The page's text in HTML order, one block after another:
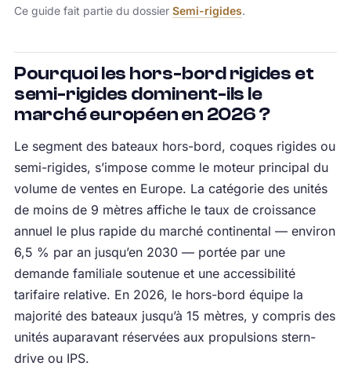
Ce guide fait partie du dossier Semi-rigides.
Pourquoi les hors-bord rigides et
semi-rigides dominent-ils le
marché européen en 2026 ?
Le segment des bateaux hors-bord, coques rigides ou
semi-rigides, s’impose comme le moteur principal du
volume de ventes en Europe. La catégorie des unités
de moins de 9 mètres affiche le taux de croissance
annuel le plus rapide du marché continental — environ
6,5 % par an jusqu’en 2030 — portée par une
demande familiale soutenue et une accessibilité
tarifaire relative. En 2026, le hors-bord équipe la
majorité des bateaux jusqu’à 15 mètres, y compris des
unités auparavant réservées aux propulsions stern-
drive ou IPS.